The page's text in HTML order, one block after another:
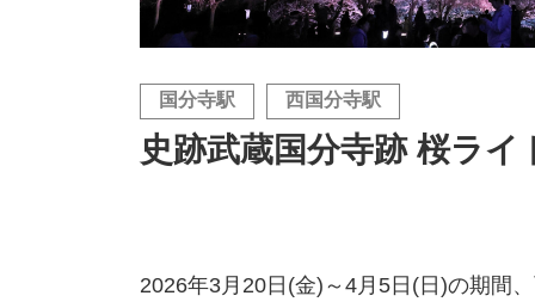
国分寺駅 西国分寺駅
史跡武蔵国分寺跡 桜ライ
2026年3月20日(金)～4月5日(日)の期間